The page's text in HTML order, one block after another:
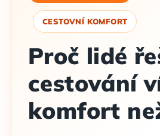
CESTOVNÍ KOMFORT
Proč lidé
cestování
komfort